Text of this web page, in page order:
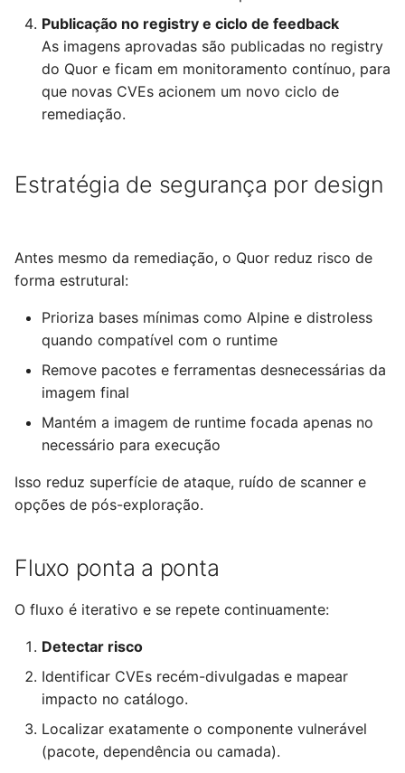
Publicação no registry e ciclo de feedback
As imagens aprovadas são publicadas no registry
do Quor e ficam em monitoramento contínuo, para
que novas CVEs acionem um novo ciclo de
remediação.
Estratégia de segurança por design
Antes mesmo da remediação, o Quor reduz risco de
forma estrutural:
Prioriza bases mínimas como Alpine e distroless
quando compatível com o runtime
Remove pacotes e ferramentas desnecessárias da
imagem final
Mantém a imagem de runtime focada apenas no
necessário para execução
Isso reduz superfície de ataque, ruído de scanner e
opções de pós-exploração.
Fluxo ponta a ponta
O fluxo é iterativo e se repete continuamente:
Detectar risco
Identificar CVEs recém-divulgadas e mapear
impacto no catálogo.
Localizar exatamente o componente vulnerável
(pacote, dependência ou camada).